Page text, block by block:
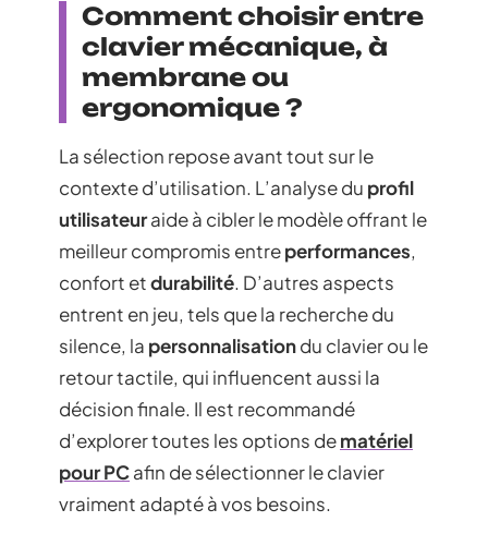
Comment choisir entre
clavier mécanique, à
membrane ou
ergonomique ?
La sélection repose avant tout sur le
contexte d’utilisation. L’analyse du profil
utilisateuraide à cibler le modèle offrant le
meilleur compromis entreperformances,
confort etdurabilité. D’autres aspects
entrent en jeu, tels que la recherche du
silence, la personnalisationdu clavier ou le
retour tactile, qui influencent aussi la
décision finale. Il est recommandé
d’explorer toutes les options dematériel
pour PCafin de sélectionner le clavier
vraiment adapté à vos besoins.